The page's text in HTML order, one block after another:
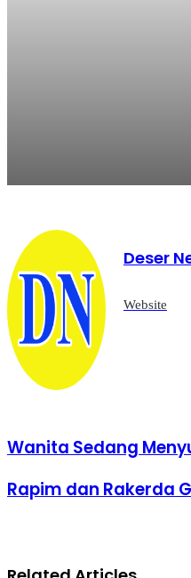
Pemkab Deli
Rabu, 5 Agustus 2026 -
Serah Terima
Deser
Website
Wanita Sedang
Rapim dan Rakerda